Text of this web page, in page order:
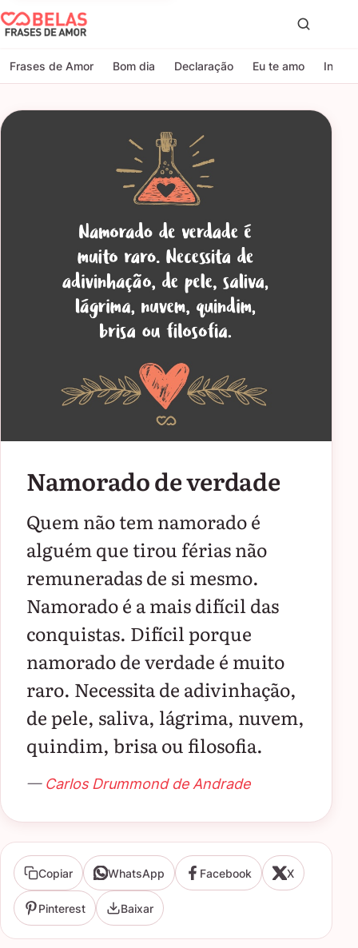
Belas Frases de Amor
Frases de Amor Bom dia Declaração Eu te amo
Namorado de verdade
Quem não tem namorado é
alguém que tirou férias não
remuneradas de si mesmo.
Namorado é a mais difícil das
conquistas. Difícil porque
namorado de verdade é muito
raro. Necessita de adivinhação,
de pele, saliva, lágrima, nuvem,
quindim, brisa ou filosofia.
— Carlos Drummond de Andrade
Copiar WhatsApp Facebook X
Pinterest Baixar